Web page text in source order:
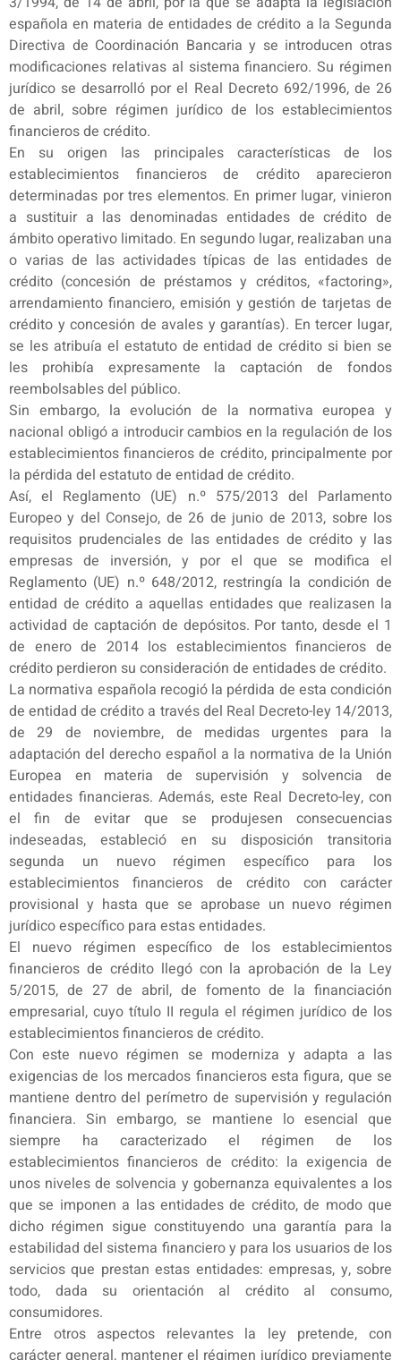
española en materia de entidades de crédito a la Segunda
Directiva de Coordinación Bancaria y se introducen otras
modificaciones relativas al sistema financiero. Su régimen
jurídico se desarrolló por el Real Decreto 692/1996, de 26
de abril, sobre régimen jurídico de los establecimientos
financieros de crédito.
En su origen las principales características de los
establecimientos financieros de crédito aparecieron
determinadas por tres elementos. En primer lugar, vinieron
a sustituir a las denominadas entidades de crédito de
ámbito operativo limitado. En segundo lugar, realizaban una
o varias de las actividades típicas de las entidades de
crédito (concesión de préstamos y créditos, «factoring»,
arrendamiento financiero, emisión y gestión de tarjetas de
crédito y concesión de avales y garantías). En tercer lugar,
se les atribuía el estatuto de entidad de crédito si bien se
les prohibía expresamente la captación de fondos
reembolsables del público.
Sin embargo, la evolución de la normativa europea y
nacional obligó a introducir cambios en la regulación de los
establecimientos financieros de crédito, principalmente por
la pérdida del estatuto de entidad de crédito.
Así, el Reglamento (UE) n.º 575/2013 del Parlamento
Europeo y del Consejo, de 26 de junio de 2013, sobre los
requisitos prudenciales de las entidades de crédito y las
empresas de inversión, y por el que se modifica el
Reglamento (UE) n.º 648/2012, restringía la condición de
entidad de crédito a aquellas entidades que realizasen la
actividad de captación de depósitos. Por tanto, desde el 1
de enero de 2014 los establecimientos financieros de
crédito perdieron su consideración de entidades de crédito.
La normativa española recogió la pérdida de esta condición
de entidad de crédito a través del Real Decreto-ley 14/2013,
de 29 de noviembre, de medidas urgentes para la
adaptación del derecho español a la normativa de la Unión
Europea en materia de supervisión y solvencia de
entidades financieras. Además, este Real Decreto-ley, con
el fin de evitar que se produjesen consecuencias
indeseadas, estableció en su disposición transitoria
segunda un nuevo régimen específico para los
establecimientos financieros de crédito con carácter
provisional y hasta que se aprobase un nuevo régimen
jurídico específico para estas entidades.
El nuevo régimen específico de los establecimientos
financieros de crédito llegó con la aprobación de la Ley
5/2015, de 27 de abril, de fomento de la financiación
empresarial, cuyo título II regula el régimen jurídico de los
establecimientos financieros de crédito.
Con este nuevo régimen se moderniza y adapta a las
exigencias de los mercados financieros esta figura, que se
mantiene dentro del perímetro de supervisión y regulación
financiera. Sin embargo, se mantiene lo esencial que
siempre ha caracterizado el régimen de los
establecimientos financieros de crédito: la exigencia de
unos niveles de solvencia y gobernanza equivalentes a los
que se imponen a las entidades de crédito, de modo que
dicho régimen sigue constituyendo una garantía para la
estabilidad del sistema financiero y para los usuarios de los
servicios que prestan estas entidades: empresas, y, sobre
todo, dada su orientación al crédito al consumo,
consumidores.
Entre otros aspectos relevantes la ley pretende, con
carácter general, mantener el régimen jurídico previamente